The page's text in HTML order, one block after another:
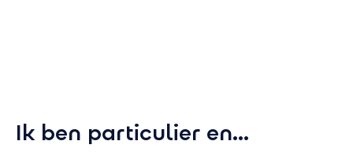
Ik ben particulier en...